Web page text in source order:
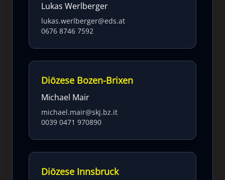
Lukas Werlberger
lukas.werlberger@eds.at
0676 8746 7592
Diözese Bozen-Brixen
Michael Mair
michael.mair@skj.bz.it
0039 0471 970890
Diözese Innsbruck